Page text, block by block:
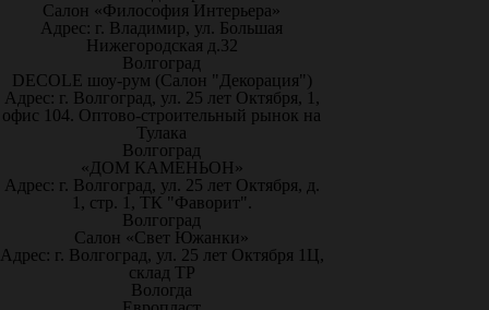
Салон «Философия Интерьера»
Адрес: г. Владимир, ул. Большая
Нижегородская д.32
Волгоград
DECOLE шоу-рум (Салон "Декорация")
Адрес: г. Волгоград, ул. 25 лет Октября, 1,
офис 104. Оптово-строительный рынок на
Тулака
Волгоград
«ДОМ КАМЕНЬОН»
Адрес: г. Волгоград, ул. 25 лет Октября, д.
1, стр. 1, ТК "Фаворит".
Волгоград
Салон «Свет Южанки»
Адрес: г. Волгоград, ул. 25 лет Октября 1Ц,
склад ТР
Вологда